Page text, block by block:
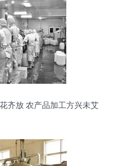
齐放 农产品加工方兴未艾